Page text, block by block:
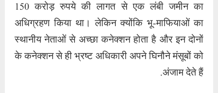
150 करोड़ रुपये की लागत से एक लंबी जमीन का
अधिग्रहण किया था। लेकिन क्योंकि भू-माफियाओं का
स्थानीय नेताओं से अच्छा कनेक्शन होता है और इन दोनों
के कनेक्शन से ही भ्रष्ट अधिकारी अपने घिनौने मंसूबों को
अंजाम देते हैं.